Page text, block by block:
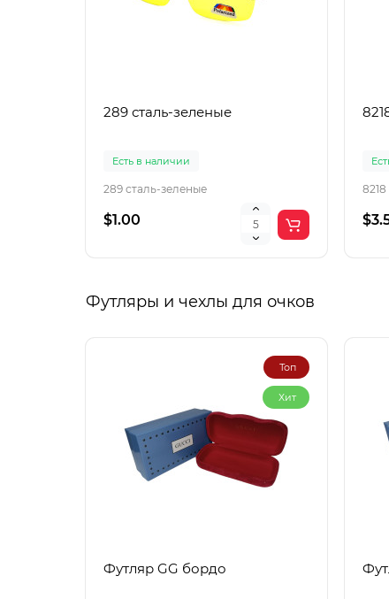
289 сталь-зеленые
Есть в наличии
289 сталь-зеленые
$1.00
Футляры и чехлы для очков
Топ
Хит
Футляр GG бордо